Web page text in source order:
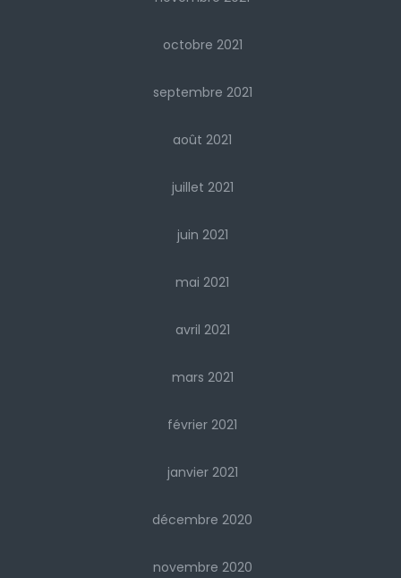
octobre 2021
septembre 2021
août 2021
juillet 2021
juin 2021
mai 2021
avril 2021
mars 2021
février 2021
janvier 2021
décembre 2020
novembre 2020